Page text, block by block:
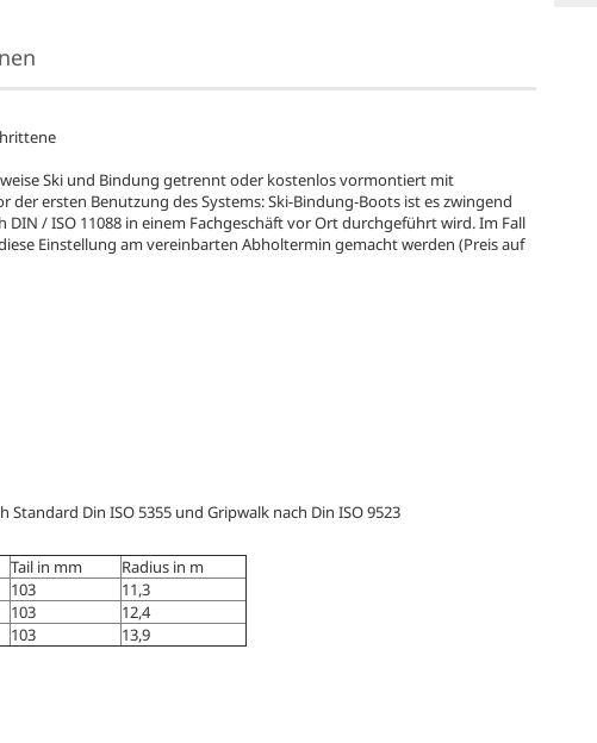
Ski und Bindung getrennt oder kostenlos vormontiert mit
ersten Benutzung des Systems: Ski-Bindung-Boots ist es zwingend
/ ISO 11088 in einem Fachgeschäft vor Ort durchgeführt wird. Im Fall
Einstellung am vereinbarten Abholtermin gemacht werden (Preis auf
Standard Din ISO 5355 und Gripwalk nach Din ISO 9523
Tail in mm
Radius in m
103
11,3
103
12,4
103 13,9